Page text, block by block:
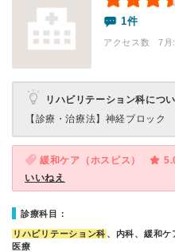
1件
アクセス数 7月:
リハビリテーション科につ
【診療・治療法】 神経ブロック
緩和ケア（ホスピス）
いいねえ
診療科目：
リハビリテーション科 、内科、緩和ケ
医療